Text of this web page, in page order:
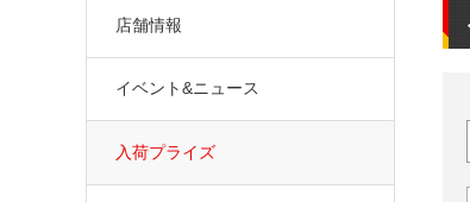
店舗情報
イベント&ニュース
入荷プライズ